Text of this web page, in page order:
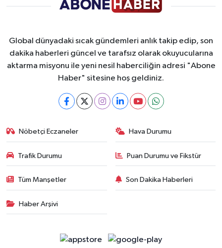
Global dünyadaki sıcak gündemleri anlık takip edip, son
dakika haberleri güncel ve tarafsız olarak okuyucularına
aktarma misyonu ile yeni nesil haberciliğin adresi "Abone
Haber" sitesine hoş geldiniz.
Nöbetçi Eczaneler Hava Durumu
Trafik Durumu Puan Durumu ve Fikstür
Tüm Manşetler Son Dakika Haberleri
Haber Arşivi